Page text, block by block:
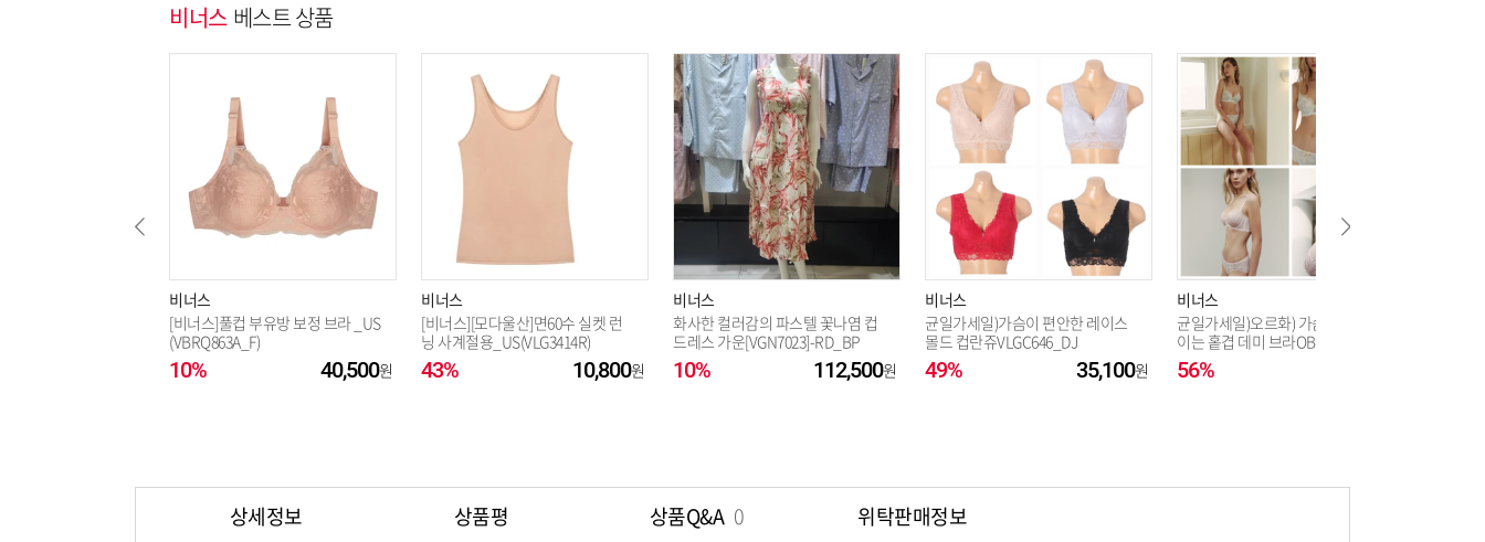
옵션 004.그레이 95
9,900
옵션 005.블랙 100
9,900
옵션 006.블랙 105
9,900
9,900
옵션 008.스킨 90
비너스 베스트 상품
비너스
[비너스]풀컵 부유방 보정 브라 _US
(VBRQ863A_F)
10% 40,500
비너스
[비너스][모다울산]면60수 실켓 런
닝 사계절용_US(VLG3414R)
43% 10,800
비너스
화사한 컬러감의 파스텔 꽃나염 컵
드레스 가운[VGN7023]-RD_BP
10% 112,500
비너스
균일가세일)가슴이 편안한 레이스
몰드 컵란쥬VLGC646_DJ
49% 35,100
비너스
균일가세일)오르화) 가슴이작아보
이는 홑겹 데미 브라OBR7859B,C,
컵_DJ
56%
상세정보 상품평 상품Q&A 0 위탁판매정보